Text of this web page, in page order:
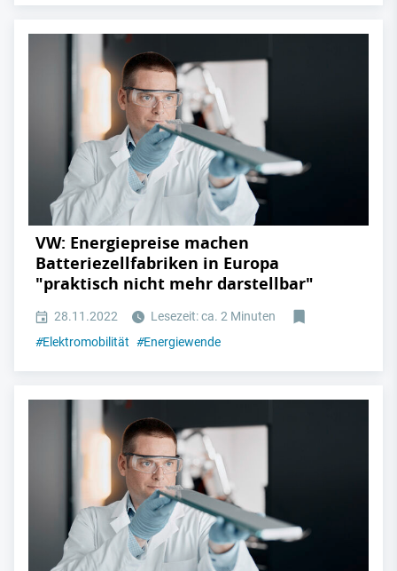
VW: Energiepreise machen
Batteriezellfabriken in Europa
"praktisch nicht mehr darstellbar"
28.11.2022
Lesezeit: ca. 2 Minuten
#Elektromobilität #Energiewende